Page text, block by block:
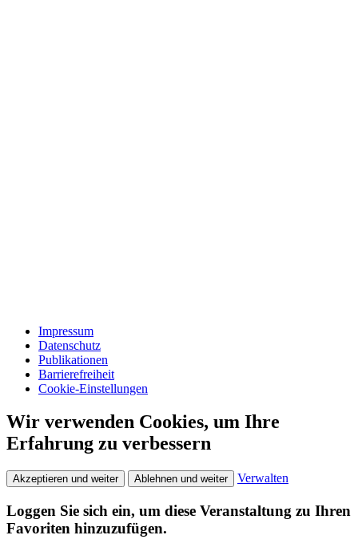
Impressum
Datenschutz
Publikationen
Barrierefreiheit
Cookie-Einstellungen
Wir verwenden Cookies, um Ihre
Erfahrung zu verbessern
Akzeptieren und weiter Ablehnen und weiter Verwalten
Loggen Sie sich ein, um diese Veranstaltung zu Ihren
Favoriten hinzuzufügen.